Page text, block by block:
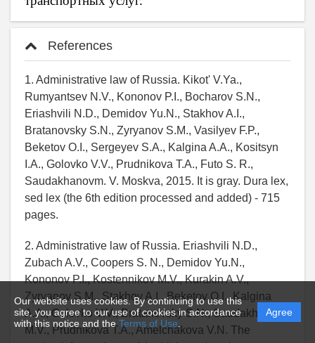
Our website uses cookies. By continuing to use this
site, you agree to our use of cookies in accordance
with this notice and theTerms of Use
Agree
References
1. Administrative law of Russia. Kikot' V.Ya.,
Rumyantsev N.V., Kononov P.I., Bocharov S.N.,
Eriashvili N.D., Demidov Yu.N., Stakhov A.I.,
Bratanovsky S.N., Zyryanov S.M., Vasilyev F.P.,
Beketov O.I., Sergeyev S.A., Kalgina A.A., Kositsyn
I.A., Golovko V.V., Prudnikova T.A., Futo S. R.,
Saudakhanovm. V. Moskva, 2015. It is gray. Dura lex,
sed lex (the 6th edition processed and added) - 715
pages.
2. Administrative law of Russia. Eriashvili N.D.,
Zubach A.V., Coopers S. N., Demidov Yu.N.,
Kononov P.I., Kostennikov M.V., Kurakin A.V.,
Zyryanov S.M., Stakhov A.I., Beketov O.I., Kalgina
A.A., Golovko V.V., Bratanovsky S.N., Saudakhanov
M.V., Prudnikova T.A., Amelchakova V.N. The